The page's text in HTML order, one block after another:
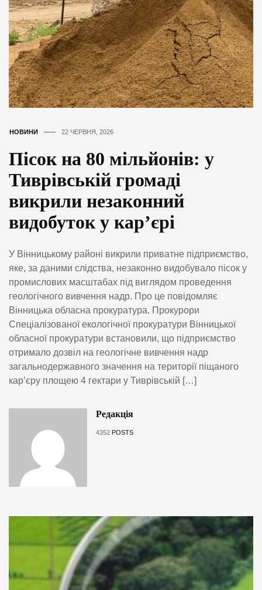
НОВИНИ 22 ЧЕРВНЯ, 2026
Пісок на 80 мільйонів: у
Тиврівській громаді
викрили незаконний
видобуток у кар’єрі
У Вінницькому районі викрили приватне підприємство,
яке, за даними слідства, незаконно видобувало пісок у
промислових масштабах під виглядом проведення
геологічного вивчення надр. Про це повідомляє
Вінницька обласна прокуратура. Прокурори
Спеціалізованої екологічної прокуратури Вінницької
обласної прокуратури встановили, що підприємство
отримало дозвіл на геологічне вивчення надр
загальнодержавного значення на території піщаного
кар’єру площею 4 гектари у Тиврівській […]
Редакція
4352 POSTS